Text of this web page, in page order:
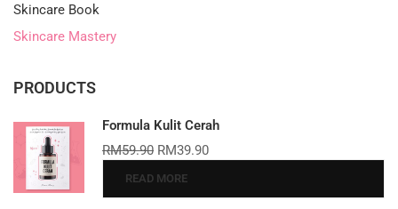
Skincare Book
Skincare Mastery
PRODUCTS
Formula Kulit Cerah
RM59.90 RM39.90
READ MORE